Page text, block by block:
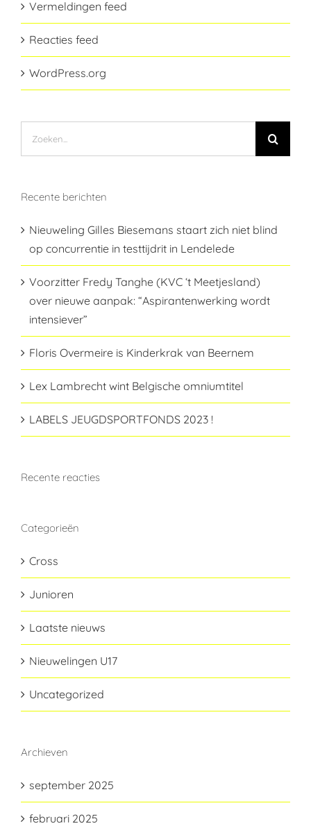
Vermeldingen feed
Reacties feed
WordPress.org
Recente berichten
Nieuweling Gilles Biesemans staart zich niet blind
op concurrentie in testtijdrit in Lendelede
Voorzitter Fredy Tanghe (KVC ‘t Meetjesland)
over nieuwe aanpak: “Aspirantenwerking wordt
intensiever”
Floris Overmeire is Kinderkrak van Beernem
Lex Lambrecht wint Belgische omniumtitel
LABELS JEUGDSPORTFONDS 2023 !
Recente reacties
Categorieën
Cross
Junioren
Laatste nieuws
Nieuwelingen U17
Uncategorized
Archieven
september 2025
februari 2025